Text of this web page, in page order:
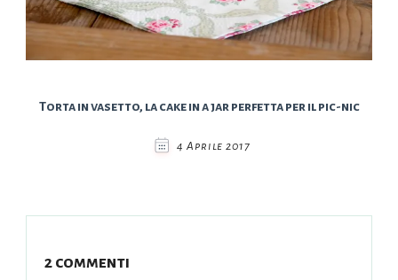
Torta in vasetto, la cake in a jar perfetta per il pic-nic
4 Aprile 2017
2 commenti